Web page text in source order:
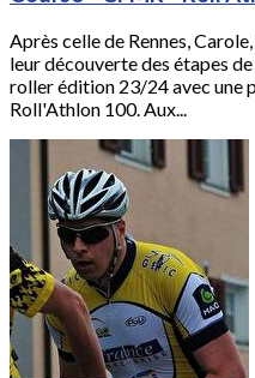
Après celle de Rennes,
leur découverte des étapes
roller édition 23/24 avec une
Roll'Athlon 100. Aux...